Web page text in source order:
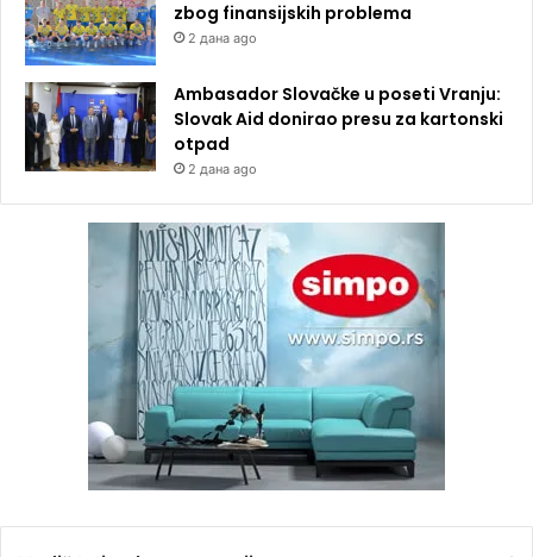
zbog finansijskih problema
2 дана ago
Ambasador Slovačke u poseti Vranju:
Slovak Aid donirao presu za kartonski
otpad
2 дана ago